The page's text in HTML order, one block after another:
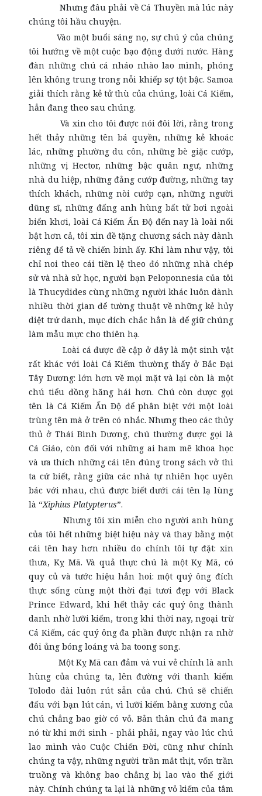
Nhưng đâu phải về Cá Thuyền mà lúc này
chúng tôi hầu chuyện.
Vào một buổi sáng nọ, sự chú ý của chúng
tôi hướng về một cuộc bạo động dưới nước. Hàng
đàn những chú cá nháo nhào lao mình, phóng
lên không trung trong nỗi khiếp sợ tột bậc. Samoa
giải thích rằng kẻ tử thù của chúng, loài Cá Kiếm,
hẳn đang theo sau chúng.
Và xin cho tôi được nói đôi lời, rằng trong
hết thảy những tên bá quyền, những kẻ khoác
lác, những phường du côn, những bè giặc cướp,
những vị Hector, những bậc quân ngư, những
nhà du hiệp, những đảng cướp đường, những tay
thích khách, những nòi cướp cạn, những người
dũng sĩ, những đấng anh hùng bất tử bơi ngoài
biển khơi, loài Cá Kiếm Ấn Độ đến nay là loài nổi
bật hơn cả, tôi xin đề tặng chương sách này dành
riêng để tả về chiến binh ấy. Khi làm như vậy, tôi
chỉ noi theo cái tiền lệ theo đó những nhà chép
sử và nhà sử học, người bạn Peloponnesia của tôi
là Thucydides cùng những người khác luôn dành
nhiều thời gian để tường thuật về những kẻ hủy
diệt trứ danh, mục đích chắc hẳn là để giữ chúng
làm mẫu mực cho thiên hạ.
Loài cá được đề cập ở đây là một sinh vật
rất khác với loài Cá Kiếm thường thấy ở Bắc Đại
Tây Dương: lớn hơn về mọi mặt và lại còn là một
chú tiểu đồng hăng hái hơn. Chú còn được gọi
tên là Cá Kiếm Ấn Độ để phân biệt với một loài
trùng tên mà ở trên có nhắc. Nhưng theo các thủy
thủ ở Thái Bình Dương, chú thường được gọi là
Cá Giáo, còn đối với những ai ham mê khoa học
và ưa thích những cái tên đúng trong sách vở thì
ta cứ biết, rằng giữa các nhà tự nhiên học uyên
bác với nhau, chú được biết dưới cái tên lạ lùng
là “Xiphius Platypterus”.
Nhưng tôi xin miễn cho người anh hùng
của tôi hết những biệt hiệu này và thay bằng một
cái tên hay hơn nhiều do chính tôi tự đặt: xin
thưa, Kỵ Mã. Và quả thực chú là một Kỵ Mã, có
quy củ và tước hiệu hẳn hoi: một quý ông đích
thực sống cùng một thời đại tươi đẹp với Black
Prince Edward, khi hết thảy các quý ông thành
danh nhờ lưỡi kiếm, trong khi thời nay, ngoại trừ
Cá Kiếm, các quý ông đa phần được nhận ra nhờ
đôi ủng bóng loáng và ba toong song.
Một Kỵ Mã can đảm và vui vẻ chính là anh
hùng của chúng ta, lên đường với thanh kiếm
Tolodo dài luôn rút sẵn của chú. Chú sẽ chiến
đấu với bạn lút cán, vì lưỡi kiếm bằng xương của
chú chẳng bao giờ có vỏ. Bản thân chú đã mang
nó từ khi mới sinh - phải phải, ngay vào lúc chú
lao mình vào Cuộc Chiến Đời, cũng như chính
chúng ta vậy, những người trần mắt thịt, vốn trần
truồng và không bao chẳng bị lao vào thế giới
này. Chính chúng ta lại là những vỏ kiếm của tâm